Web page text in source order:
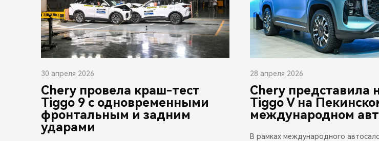
30 апреля 2026
Chery провела краш-тест
Tiggo 9 с одновременными
фронтальным и задним
ударами
28 апреля 2026
Chery представила
Tiggo V на
международном
В рамках международного